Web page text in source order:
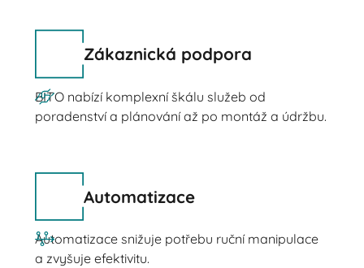
Zákaznická podpora
BITO nabízí komplexní škálu služeb od
poradenství a plánování až po montáž a údržbu.
Automatizace
Automatizace snižuje potřebu ruční manipulace
a zvyšuje efektivitu.